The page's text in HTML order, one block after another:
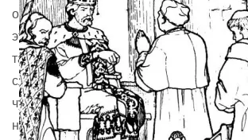
об
этом,
так
слезами
чуть
не